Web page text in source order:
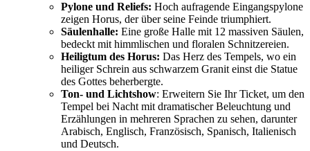
Pylone und Reliefs: Hoch aufragende Eingangspylone
zeigen Horus, der über seine Feinde triumphiert.
Säulenhalle: Eine große Halle mit 12 massiven Säulen,
bedeckt mit himmlischen und floralen Schnitzereien.
Heiligtum des Horus: Das Herz des Tempels, wo ein
heiliger Schrein aus schwarzem Granit einst die Statue
des Gottes beherbergte.
Ton- und Lichtshow: Erweitern Sie Ihr Ticket, um den
Tempel bei Nacht mit dramatischer Beleuchtung und
Erzählungen in mehreren Sprachen zu sehen, darunter
Arabisch, Englisch, Französisch, Spanisch, Italienisch
und Deutsch.